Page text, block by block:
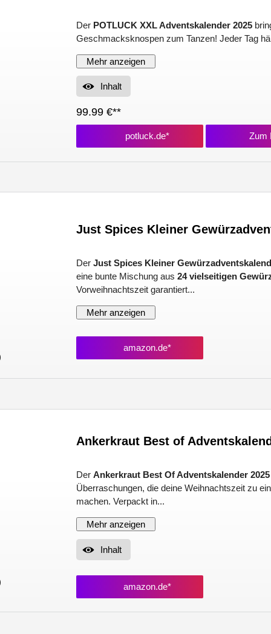
Der POTLUCK XXL Adventskalender 2025
Geschmacksknospen zum Tanzen! Jeder Tag
Mehr anzeigen
Inhalt
99.99 €**
potluck.de* Zum
Just Spices Kleiner
DerJust Spices Kleiner
eine bunte Mischung aus24 vielseitigen
Vorweihnachtszeit garantiert...
Mehr anzeigen
amazon.de*
Ankerkraut Best of
DerAnkerkraut Best Of Adventskalender 2025
Überraschungen, die deine Weihnachtszeit zu
machen. Verpackt in...
Mehr anzeigen
Inhalt
amazon.de*